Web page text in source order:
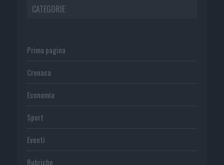
CATEGORIE
Prima pagina
Cronaca
Economia
Sport
Eventi
Rubriche